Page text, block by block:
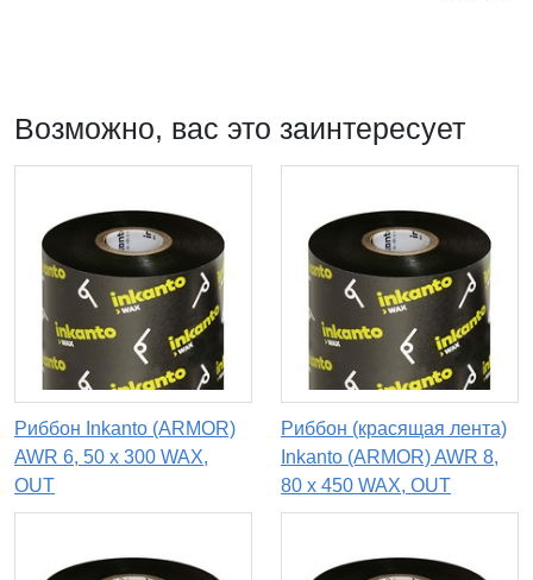
Возможно, вас это заинтересует
Риббон Inkanto (ARMOR)
AWR 6, 50 х 300 WAX,
OUT
Риббон (красящая лента)
Inkanto (ARMOR) AWR 8,
80 х 450 WAX, OUT